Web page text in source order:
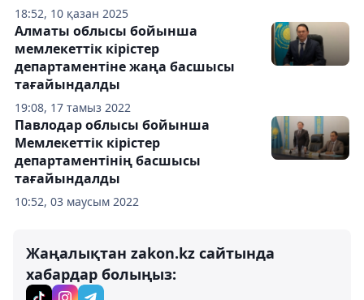
18:52, 10 қазан 2025
19:08, 17 тамыз 2022
Алматы облысы бойынша
мемлекеттік кірістер
департаментіне жаңа басшысы
тағайындалды
10:52, 03 маусым 2022
Павлодар облысы бойынша
Мемлекеттік кірістер
департаментінің басшысы
тағайындалды
Жаңалықтан zakon.kz сайтында
хабардар болыңыз: